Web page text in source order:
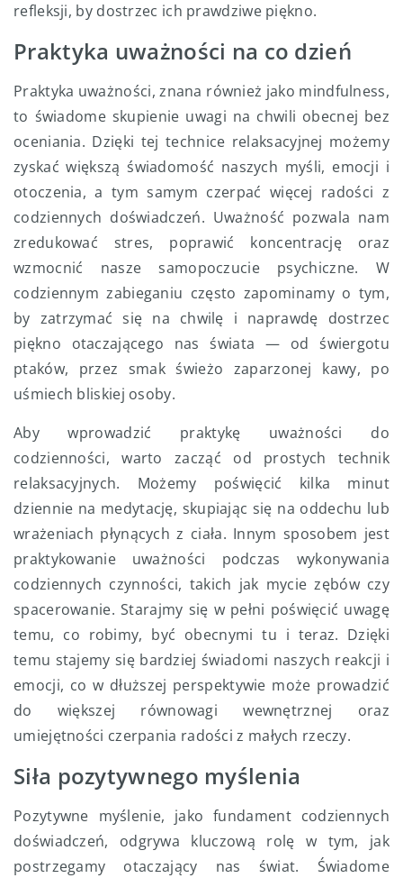
refleksji, by dostrzec ich prawdziwe piękno.
Praktyka uważności na co dzień
Praktyka uważności, znana również jako mindfulness,
to świadome skupienie uwagi na chwili obecnej bez
oceniania. Dzięki tej technice relaksacyjnej możemy
zyskać większą świadomość naszych myśli, emocji i
otoczenia, a tym samym czerpać więcej radości z
codziennych doświadczeń. Uważność pozwala nam
zredukować stres, poprawić koncentrację oraz
wzmocnić nasze samopoczucie psychiczne. W
codziennym zabieganiu często zapominamy o tym,
by zatrzymać się na chwilę i naprawdę dostrzec
piękno otaczającego nas świata — od świergotu
ptaków, przez smak świeżo zaparzonej kawy, po
uśmiech bliskiej osoby.
Aby wprowadzić praktykę uważności do
codzienności, warto zacząć od prostych technik
relaksacyjnych. Możemy poświęcić kilka minut
dziennie na medytację, skupiając się na oddechu lub
wrażeniach płynących z ciała. Innym sposobem jest
praktykowanie uważności podczas wykonywania
codziennych czynności, takich jak mycie zębów czy
spacerowanie. Starajmy się w pełni poświęcić uwagę
temu, co robimy, być obecnymi tu i teraz. Dzięki
temu stajemy się bardziej świadomi naszych reakcji i
emocji, co w dłuższej perspektywie może prowadzić
do większej równowagi wewnętrznej oraz
umiejętności czerpania radości z małych rzeczy.
Siła pozytywnego myślenia
Pozytywne myślenie, jako fundament codziennych
doświadczeń, odgrywa kluczową rolę w tym, jak
postrzegamy otaczający nas świat. Świadome